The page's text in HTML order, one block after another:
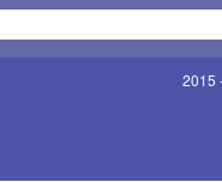
2015